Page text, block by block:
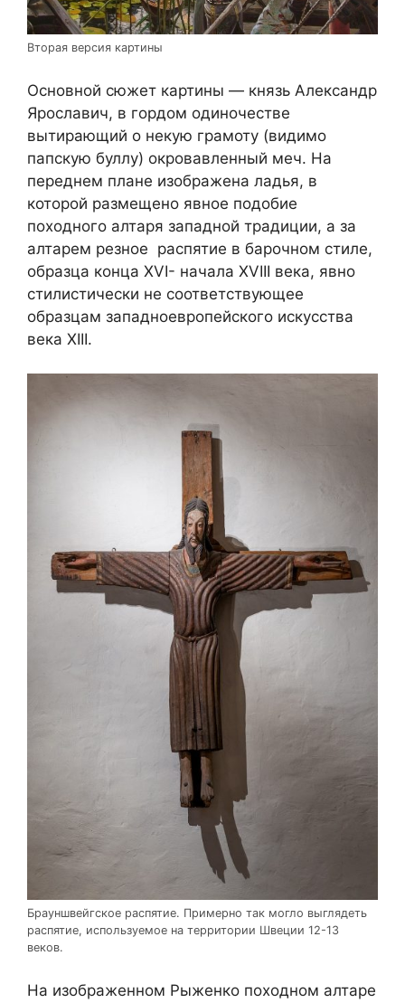
Вторая версия картины
Основной сюжет картины — князь Александр
Ярославич, в гордом одиночестве
вытирающий о некую грамоту (видимо
папскую буллу) окровавленный меч. На
переднем плане изображена ладья, в
которой размещено явное подобие
походного алтаря западной традиции, а за
алтарем резное распятие в барочном стиле,
образца конца XVI- начала XVIII века, явно
стилистически не соответствующее
образцам западноевропейского искусства
века XIII.
Брауншвейгское распятие. Примерно так могло выглядеть
распятие, используемое на территории Швеции 12-13
веков.
На изображенном Рыженко походном алтаре